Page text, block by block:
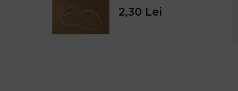
2,30 Lei